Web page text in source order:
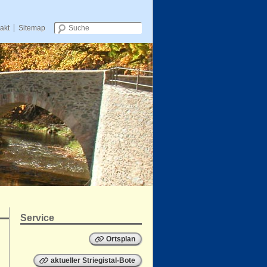
Zum Inhalt wechseln
Sitemap
Service
Ortsplan
aktueller Striegistal-Bote